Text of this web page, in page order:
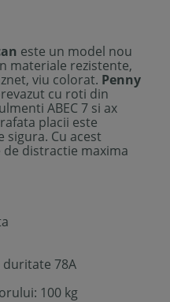
este un model nou
materiale rezistente,
viu colorat. Penny
cu roti din
ABEC 7 si ax
placii este
Cu acest
distractie maxima
duritate 78A
100 kg